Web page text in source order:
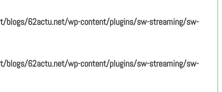
blogs/62actu.net/wp-content/plugins/sw-streaming/sw-
blogs/62actu.net/wp-content/plugins/sw-streaming/sw-